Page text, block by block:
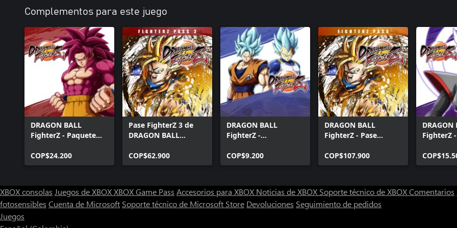
Complementos para este juego
DRAGON BALL
FighterZ - Paquete
COP$24.200
Pase FighterZ 3 de
DRAGON BALL
COP$62.900
DRAGON BALL
FighterZ -
SSG y Vegeta SSG
(Windows)
COP$9.200
DRAGON BALL
FighterZ - Pase
COP$107.900
DRAGON
FighterZ
XBOX consolas Juegos de XBOXXBOX Game Pass Accesorios para XBOX Noticias de XBOX Soporte técnico de XBOXComentarios
fotosensibles Cuenta de Microsoft Soporte técnico de Microsoft Store Devoluciones Seguimiento de pedidos
Juegos